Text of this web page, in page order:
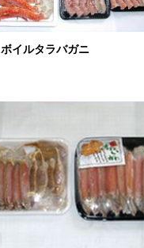
ボイルタラバガニ